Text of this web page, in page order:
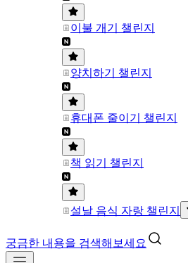
이불 개기 챌린지
양치하기 챌린지
휴대폰 줄이기 챌린지
책 읽기 챌린지
설날 음식 자랑 챌린지
궁금한 내용을 검색해보세요